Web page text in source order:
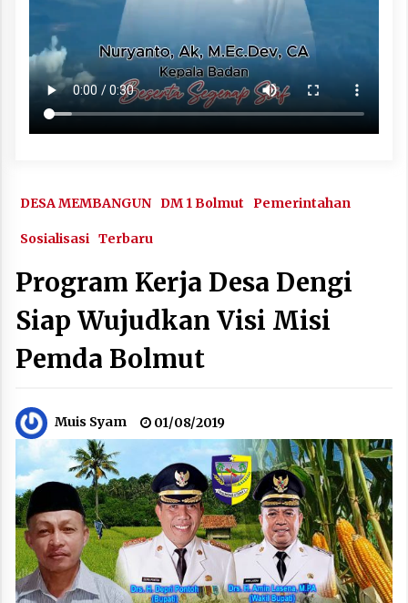
DESA MEMBANGUN DM 1 Bolmut Pemerintahan
Sosialisasi Terbaru
Program Kerja Desa Dengi
Siap Wujudkan Visi Misi
Pemda Bolmut
Muis Syam 01/08/2019